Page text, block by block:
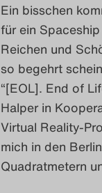
​​Ein bisschen
für ein
Reichen und
so begehrt
“[EOL]. End of
Halper in
Virtual Reality-
mich in den
Quadratmetern